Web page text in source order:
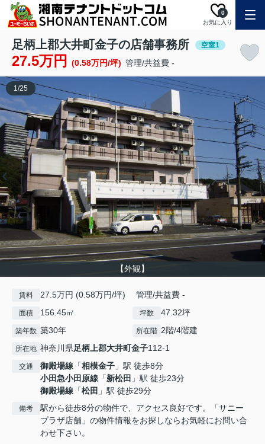
お気に入り
0
足柄上郡大井町金子の店舗事務所 空室1
27.5万円 (0.58万円/坪) 管理/共益費 -
【外観】
1/25
賃料 27.5万円 (0.58万円/坪) 管理/共益費 -
面積 156.45㎡ 坪数 47.32坪
築年数 築30年 所在階 2階/4階建
所在地 神奈川県足柄上郡大井町金子112-1
交通 御殿場線 「相模金子 」駅 徒歩8分
小田急小田原線 「新松田 」駅 徒歩23分
御殿場線 「松田 」駅 徒歩29分
備考
駅から徒歩8分の物件で、アクセス良好です。「サニー
プラザ店舗」の物件情報をお探しならお気軽にお問い合
わせ下さい。